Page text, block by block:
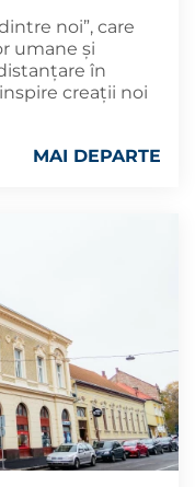
noi”, care
umane și
în
creații noi
MAI DEPARTE